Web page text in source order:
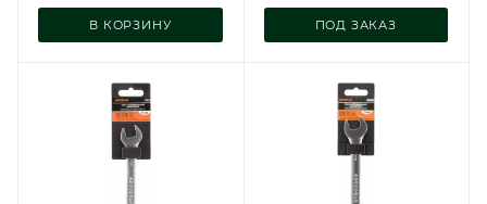
В КОРЗИНУ ПОД ЗАКАЗ